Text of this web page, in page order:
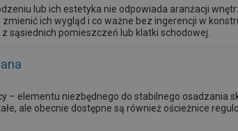
lub ich estetyka nie odpowiada aranżacji
ich wygląd i co ważne bez ingerencji w
sąsiednich pomieszczeń lub klatki schodowej.
– elementu niezbędnego do stabilnego osadzania
ale obecnie dostępne są również ościeżnice